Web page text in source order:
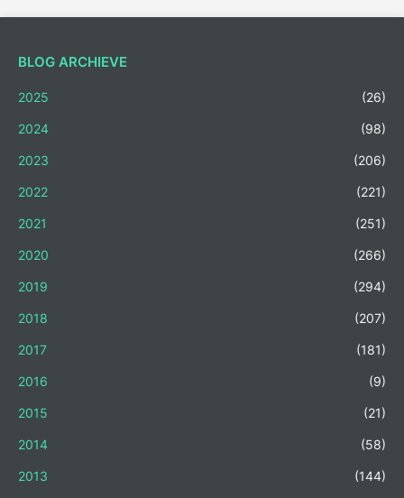
BLOG ARCHIEVE
2025 (26)
2024 (98)
2023 (206)
2022 (221)
2021 (251)
2020 (266)
2019 (294)
2018 (207)
2017 (181)
2016 (9)
2015 (21)
2014 (58)
2013 (144)